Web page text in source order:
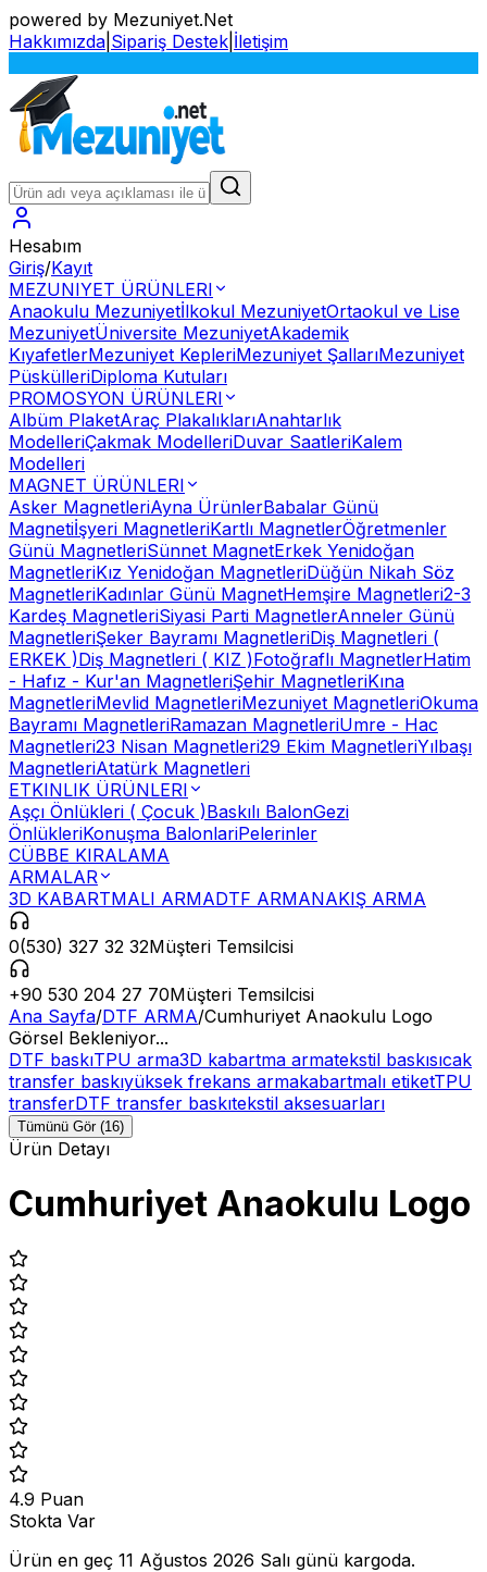
powered by Mezuniyet.Net
Hakkımızda Sipariş Destek İletişim
Hesabım
Giriş/Kayıt
MEZUNIYET ÜRÜNLERI
Anaokulu Mezuniyetİlkokul MezuniyetOrtaokul ve Lise
MezuniyetÜniversite MezuniyetAkademik
KıyafetlerMezuniyet KepleriMezuniyet ŞallarıMezuniyet
PüskülleriDiploma Kutuları
PROMOSYON ÜRÜNLERI
Albüm PlaketAraç PlakalıklarıAnahtarlık
ModelleriÇakmak ModelleriDuvar SaatleriKalem
Modelleri
MAGNET ÜRÜNLERI
Asker MagnetleriAyna ÜrünlerBabalar Günü
Magnetiİşyeri MagnetleriKartlı MagnetlerÖğretmenler
Günü MagnetleriSünnet MagnetErkek Yenidoğan
MagnetleriKız Yenidoğan MagnetleriDüğün Nikah Söz
MagnetleriKadınlar Günü MagnetHemşire Magnetleri2-3
Kardeş MagnetleriSiyasi Parti MagnetlerAnneler Günü
MagnetleriŞeker Bayramı MagnetleriDiş Magnetleri (
ERKEK )Diş Magnetleri ( KIZ )Fotoğraflı MagnetlerHatim
- Hafız - Kur'an MagnetleriŞehir MagnetleriKına
MagnetleriMevlid MagnetleriMezuniyet MagnetleriOkuma
Bayramı MagnetleriRamazan MagnetleriUmre - Hac
Magnetleri23 Nisan Magnetleri29 Ekim MagnetleriYılbaşı
MagnetleriAtatürk Magnetleri
ETKINLIK ÜRÜNLERI
Aşçı Önlükleri ( Çocuk )Baskılı BalonGezi
ÖnlükleriKonuşma BalonlariPelerinler
CÜBBE KIRALAMA
ARMALAR
3D KABARTMALI ARMADTF ARMANAKIŞ ARMA
0(530) 327 32 32Müşteri Temsilcisi
+90 530 204 27 70Müşteri Temsilcisi
Ana Sayfa/DTF ARMA/Cumhuriyet Anaokulu Logo
Görsel Bekleniyor...
DTF baskıTPU arma3D kabartma armatekstil baskısıcak
transfer baskıyüksek frekans armakabartmalı etiketTPU
transferDTF transfer baskıtekstil aksesuarları
Tümünü Gör (16)
Ürün Detayı
Cumhuriyet Anaokulu Logo
4.9 Puan
Stokta Var
Ürün en geç 11 Ağustos 2026 Salı günü kargoda.